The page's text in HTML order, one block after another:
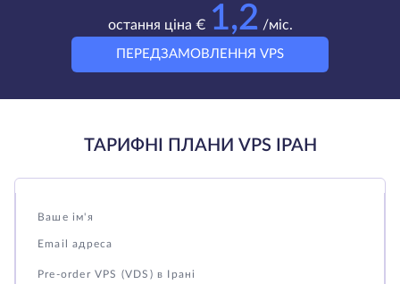
остання ціна € 1,2 /міс.
ПЕРЕДЗАМОВЛЕННЯ VPS
ТАРИФНІ ПЛАНИ VPS ІРАН